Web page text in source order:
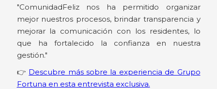
"ComunidadFeliz nos ha permitido organizar
mejor nuestros procesos, brindar transparencia y
mejorar la comunicación con los residentes, lo
que ha fortalecido la confianza en nuestra
gestión."
👉 Descubre más sobre la experiencia de Grupo
Fortuna en esta entrevista exclusiva.